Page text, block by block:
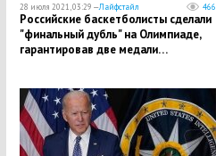
28 июля 2021, 03:29 —Лайфстайл 466
​Российские баскетболисты сделали
"финальный дубль" на Олимпиаде,
гарантировав две медали…